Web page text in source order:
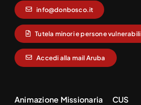
info@donbosco.it
Tutela minori e persone vulnerabili
Accedi alla mail Aruba
Animazione Missionaria CUS